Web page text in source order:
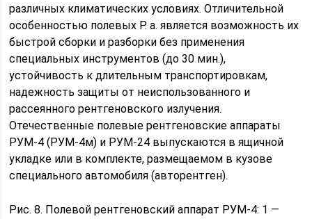
различных климатических условиях. Отличительной
особенностью полевых Р. а. является возможность их
быстрой сборки и разборки без применения
специальных инструментов (до 30 мин.),
устойчивость к длительным транспортировкам,
надежность защиты от неиспользованного и
рассеянного рентгеновского излучения.
Отечественные полевые рентгеновские аппараты
РУМ-4 (РУМ-4м) и РУМ-24 выпускаются в ящичной
укладке или в комплекте, размещаемом в кузове
специального автомобиля (авторентген).
Рис. 8. Полевой рентгеновский аппарат РУМ-4: 1 —